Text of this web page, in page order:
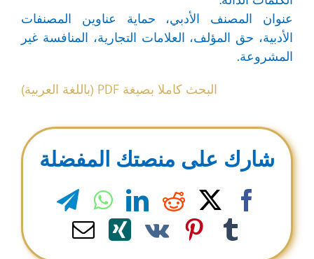
عنوان المصنف الأدبي، حماية عناوين المصنفات
الأدبية، حق المؤلف، العلامات التجارية، المنافسة غير
المشروعة.
البحث كاملا بصيغة PDF (باللغة العربية)
شارك على منصتك المفضلة
Facebook
X
Reddit
LinkedIn
Tumblr
Pinterest
Vk
Xing
Email